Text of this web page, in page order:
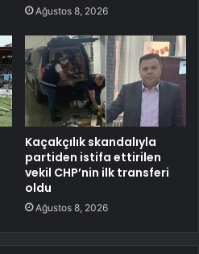
Ağustos 8, 2026
Kaçakçılık skandalıyla
partiden istifa ettirilen
vekil CHP’nin ilk transferi
oldu
Ağustos 8, 2026